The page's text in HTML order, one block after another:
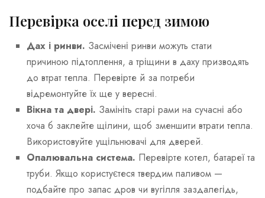
Перевірка оселі перед зимою
Дах і ринви. Засмічені ринви можуть стати
причиною підтоплення, а тріщини в даху призводять
до втрат тепла. Перевірте й за потреби
відремонтуйте їх ще у вересні.
Вікна та двері. Замініть старі рами на сучасні або
хоча б заклейте щілини, щоб зменшити втрати тепла.
Використовуйте ущільнювачі для дверей.
Опалювальна система. Перевірте котел, батареї та
труби. Якщо користуєтеся твердим паливом —
подбайте про запас дров чи вугілля заздалегідь,